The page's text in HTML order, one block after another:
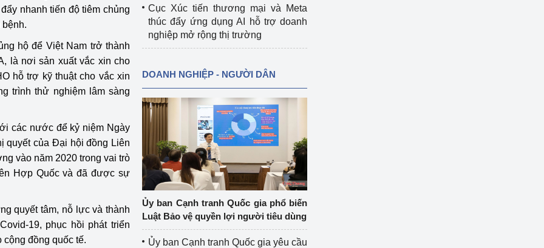
nhanh tiến độ tiêm chủng
hộ để Việt Nam trở thành
là nơi sản xuất vắc xin cho
hỗ trợ kỹ thuật cho vắc xin
trình thử nghiệm lâm sàng
các nước để kỷ niệm Ngày
quyết của Đại hội đồng Liên
vào năm 2020 trong vai trò
Hợp Quốc và đã được sự
quyết tâm, nỗ lực và thành
19, phục hồi phát triển
cộng đồng quốc tế.
Cục Xúc tiến thương mại và Meta
thúc đẩy ứng dụng AI hỗ trợ doanh
nghiệp mở rộng thị trường
DOANH NGHIỆP - NGƯỜI DÂN
Ủy ban Cạnh tranh Quốc gia phổ biến
Luật Bảo vệ quyền lợi người tiêu dùng
Ủy ban Cạnh tranh Quốc gia yêu cầu